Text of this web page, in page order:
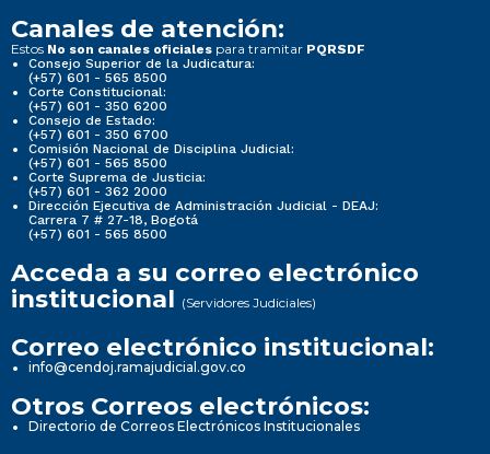
Canales de atención:
Estos No son canales oficiales para tramitar PQRSDF
Consejo Superior de la Judicatura:
(+57) 601 - 565 8500
Corte Constitucional:
(+57) 601 - 350 6200
Consejo de Estado:
(+57) 601 - 350 6700
Comisión Nacional de Disciplina Judicial:
(+57) 601 - 565 8500
Corte Suprema de Justicia:
(+57) 601 - 362 2000
Dirección Ejecutiva de Administración Judicial - DEAJ:
Carrera 7 # 27-18, Bogotá
(+57) 601 - 565 8500
Acceda a su correo electrónico
institucional (Servidores Judiciales)
Correo electrónico institucional:
info@cendoj.ramajudicial.gov.co
Otros Correos electrónicos:
Directorio de Correos Electrónicos Institucionales